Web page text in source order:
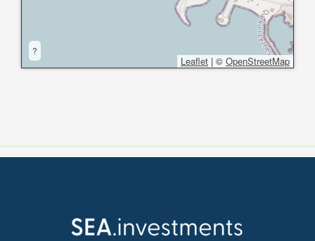
?
Leaflet | © OpenStreetMap